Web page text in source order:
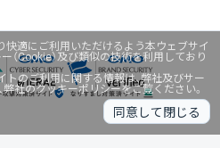
快適にご利用いただけるよう本ウェブサイ
（Cookie）及び類似の技術を利用しており
トのご利用に関する情報は、弊社及びサー
弊社のクッキーポリシーをご覧ください。
同意して閉じる